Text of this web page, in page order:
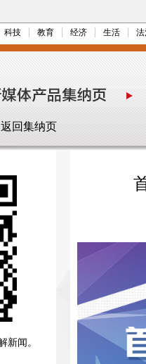
科技 教育 经济 生活
返回集纳页